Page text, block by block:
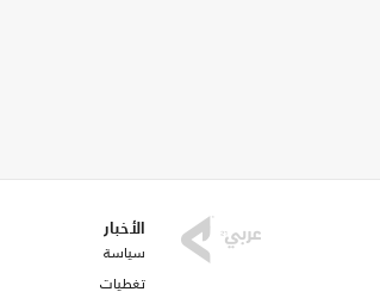
الأخبار
سياسة
تغطيات